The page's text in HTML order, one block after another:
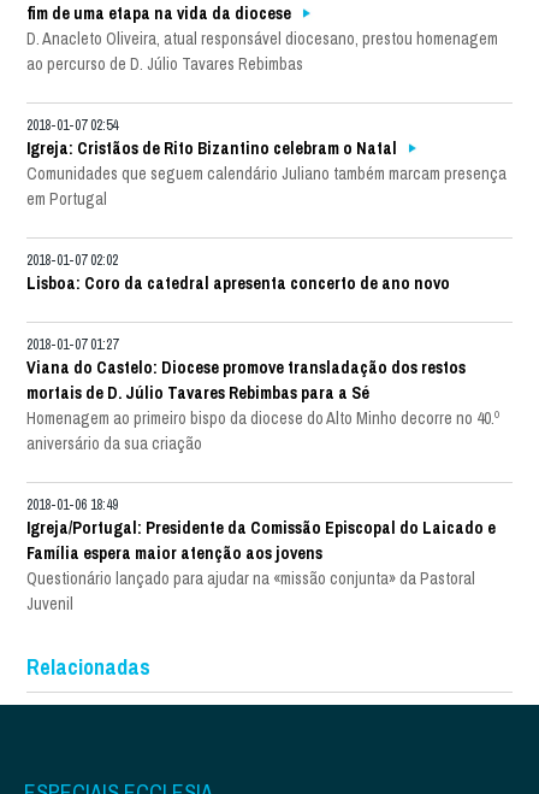
fim de uma etapa na vida da diocese
D. Anacleto Oliveira, atual responsável diocesano, prestou homenagem
ao percurso de D. Júlio Tavares Rebimbas
2018-01-07 02:54
Igreja: Cristãos de Rito Bizantino celebram o Natal
Comunidades que seguem calendário Juliano também marcam presença
em Portugal
2018-01-07 02:02
Lisboa: Coro da catedral apresenta concerto de ano novo
2018-01-07 01:27
Viana do Castelo: Diocese promove transladação dos restos
mortais de D. Júlio Tavares Rebimbas para a Sé
Homenagem ao primeiro bispo da diocese do Alto Minho decorre no 40.º
aniversário da sua criação
2018-01-06 18:49
Igreja/Portugal: Presidente da Comissão Episcopal do Laicado e
Família espera maior atenção aos jovens
Questionário lançado para ajudar na «missão conjunta» da Pastoral
Juvenil
Relacionadas